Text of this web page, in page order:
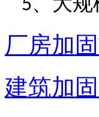
5
厂房加
建筑加